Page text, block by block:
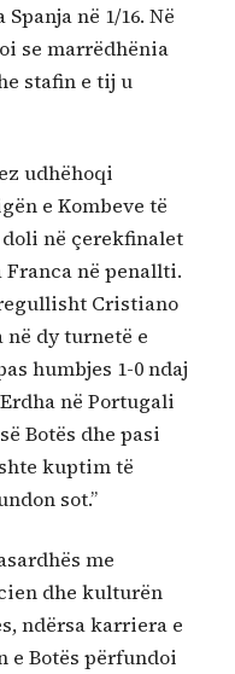
në 1/16. Në
se marrëdhënia
stafin e tij u
udhëhoqi
e Kombeve të
doli në çerekfinalet
Franca në penallti.
Cristiano
dy turnetë e
humbjes 1-0 ndaj
në Portugali
Botës dhe pasi
kuptim të
sot.”
me
dhe kulturën
ndërsa karriera e
e Botës përfundoi